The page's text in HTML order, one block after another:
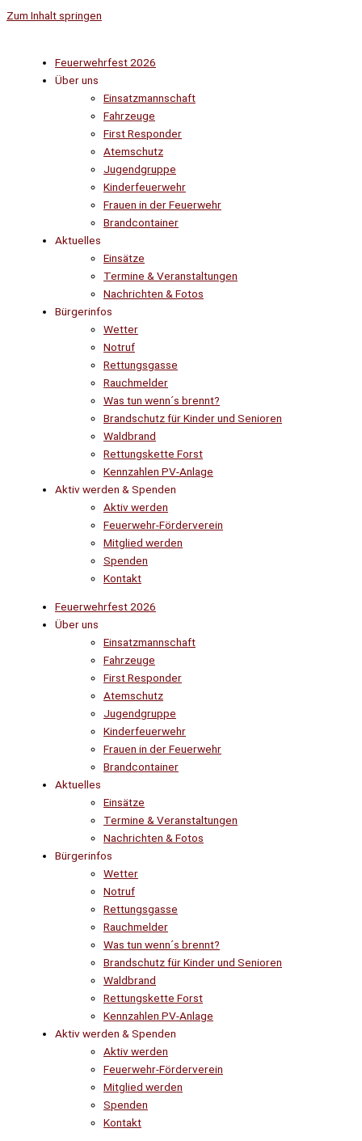
Zum Inhalt springen
Feuerwehrfest 2026
Über uns
Einsatzmannschaft
Fahrzeuge
First Responder
Atemschutz
Jugendgruppe
Kinderfeuerwehr
Frauen in der Feuerwehr
Brandcontainer
Aktuelles
Einsätze
Termine & Veranstaltungen
Nachrichten & Fotos
Bürgerinfos
Wetter
Notruf
Rettungsgasse
Rauchmelder
Was tun wenn´s brennt?
Brandschutz für Kinder und Senioren
Waldbrand
Rettungskette Forst
Kennzahlen PV-Anlage
Aktiv werden & Spenden
Aktiv werden
Feuerwehr-Förderverein
Mitglied werden
Spenden
Kontakt
Feuerwehrfest 2026
Über uns
Einsatzmannschaft
Fahrzeuge
First Responder
Atemschutz
Jugendgruppe
Kinderfeuerwehr
Frauen in der Feuerwehr
Brandcontainer
Aktuelles
Einsätze
Termine & Veranstaltungen
Nachrichten & Fotos
Bürgerinfos
Wetter
Notruf
Rettungsgasse
Rauchmelder
Was tun wenn´s brennt?
Brandschutz für Kinder und Senioren
Waldbrand
Rettungskette Forst
Kennzahlen PV-Anlage
Aktiv werden & Spenden
Aktiv werden
Feuerwehr-Förderverein
Mitglied werden
Spenden
Kontakt